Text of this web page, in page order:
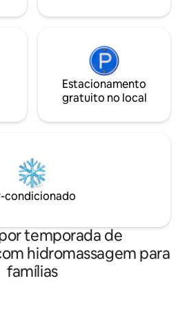
Estacionamento
gratuito no local
condicionado
temporada de
hidromassagem para
famílias